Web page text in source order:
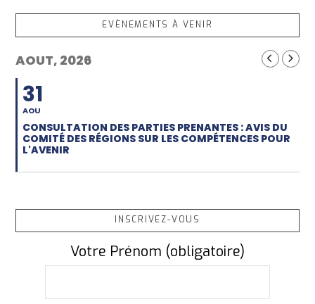
EVÈNEMENTS À VENIR
AOUT, 2026
31
AOU
CONSULTATION DES PARTIES PRENANTES : AVIS DU
COMITÉ DES RÉGIONS SUR LES COMPÉTENCES POUR
L'AVENIR
INSCRIVEZ-VOUS
Votre Prénom (obligatoire)